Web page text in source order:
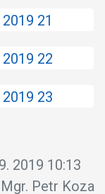
2019 10:13
Mgr. Petr Koza